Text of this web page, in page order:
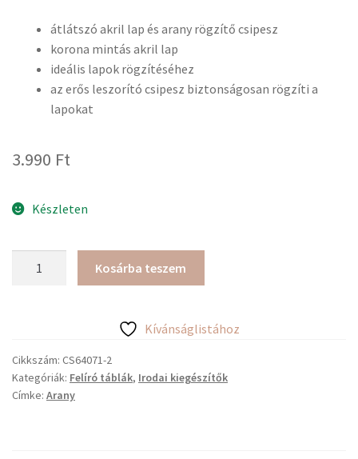
átlátszó akril lap és arany rögzítő csipesz
korona mintás akril lap
ideális lapok rögzítéséhez
az erős leszorító csipesz biztonságosan rögzíti a
lapokat
3.990 Ft
Készleten
mennyiség
Kosárba teszem
Kívánságlistához
Cikkszám: CS64071-2
Kategóriák: Felíró táblák, Irodai kiegészítők
Címke: Arany